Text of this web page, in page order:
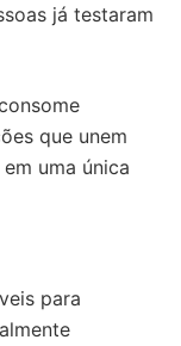
já testaram
que unem
uma única
para